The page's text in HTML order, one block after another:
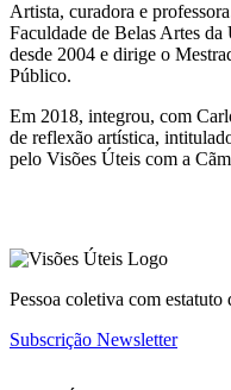
Artista, curadora e
Faculdade de Belas Artes
desde 2004 e dirige o
Público.
Em 2018, integrou, com
de reflexão artística,
pelo Visões Úteis com a
Pessoa coletiva com
Subscrição Newsletter